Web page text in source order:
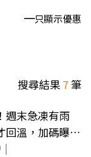
只顯示優惠
搜尋結果7筆
週末急凍有雨
回溫，加碼曝過
|